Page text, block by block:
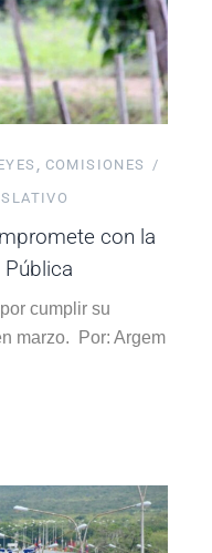
COMISIONES
con la
cumplir su
marzo. Por: Argem